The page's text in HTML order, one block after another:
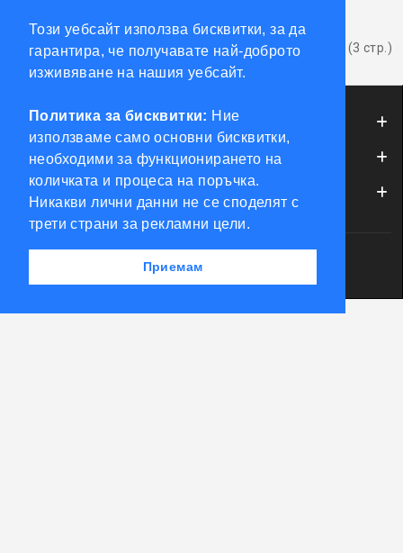
Този уебсайт използва бисквитки, за да
гарантира, че получавате най-доброто
изживяване на нашия уебсайт.
Политика за бисквитки: Ние
използваме само основни бисквитки,
необходими за функционирането на
количката и процеса на поръчка.
Никакви лични данни не се споделят с
трети страни за рекламни цели.
Приемам
1 3 >
Показва от 1 до 12 от 27 (3 стр.)
ИНФОРМАЦИЯ
ОБСЛУЖВАНЕ НА КЛИЕНТИ
МОЯТ ПРОФИЛ
КЛЮЧАРСКИ СКЛАД КЛЮЧКО © 2026